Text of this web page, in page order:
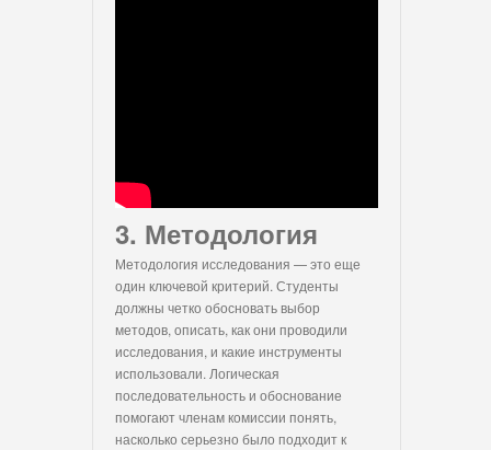
3. Методология
Методология исследования — это еще
один ключевой критерий. Студенты
должны четко обосновать выбор
методов, описать, как они проводили
исследования, и какие инструменты
использовали. Логическая
последовательность и обоснование
помогают членам комиссии понять,
насколько серьезно было подходит к